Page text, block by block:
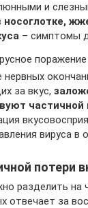
и
носоглотке,
– симптомы
нервных
за вкус,
частичной
вируса в
потери
разделить на
отвечает за